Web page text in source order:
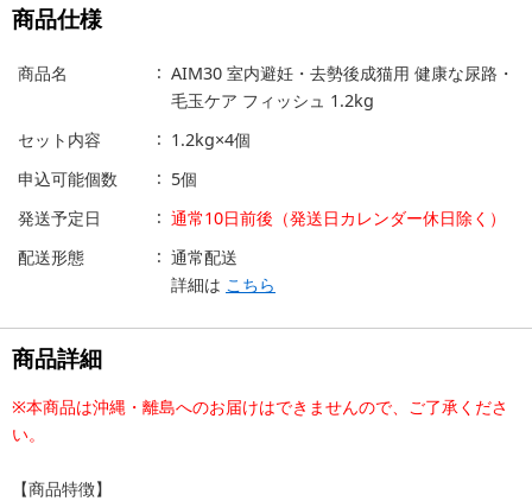
商品仕様
商品名
AIM30 室内避妊・去勢後成猫用 健康な尿路・
毛玉ケア フィッシュ 1.2kg
セット内容
1.2kg×4個
申込可能個数
5個
発送予定日
通常10日前後（発送日カレンダー休日除く）
配送形態
通常配送
詳細は こちら
商品詳細
※本商品は沖縄・離島へのお届けはできませんので、ご了承くださ
い。
【商品特徴】